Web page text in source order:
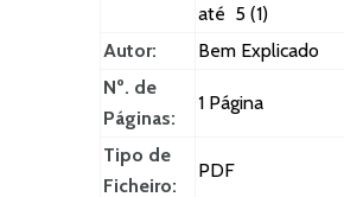
até 5 (1)
Autor:
Bem Explicado
Nº. de
Páginas:
1 Página
Tipo de
Ficheiro:
PDF